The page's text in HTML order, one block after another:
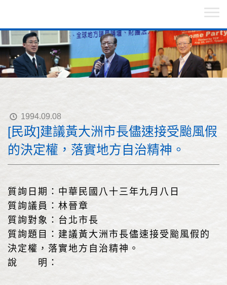
1994.09.08
[民政]建議黃大洲市長儘速接受颱風假
的決定權，落實地方自治精神。
質詢日期：中華民國八十三年九月八日
質詢議員：林晉章
質詢對象：台北市長
質詢題目：建議黃大洲市長儘速接受颱風假的
決定權，落實地方自治精神。
說 明：